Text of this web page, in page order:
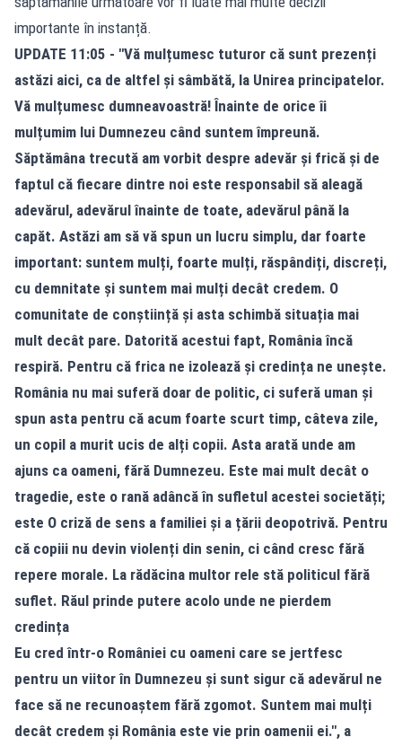
importante în instanță.
UPDATE 11:05 - "Vă mulțumesc tuturor că sunt prezenți
astăzi aici, ca de altfel și sâmbătă, la Unirea principatelor.
Vă mulțumesc dumneavoastră! Înainte de orice îi
mulțumim lui Dumnezeu când suntem împreună.
Săptămâna trecută am vorbit despre adevăr și frică și de
faptul că fiecare dintre noi este responsabil să aleagă
adevărul, adevărul înainte de toate, adevărul până la
capăt. Astăzi am să vă spun un lucru simplu, dar foarte
important: suntem mulți, foarte mulți, răspândiți, discreți,
cu demnitate și suntem mai mulți decât credem. O
comunitate de conștiință și asta schimbă situația mai
mult decât pare. Datorită acestui fapt, România încă
respiră. Pentru că frica ne izolează și credința ne unește.
România nu mai suferă doar de politic, ci suferă uman și
spun asta pentru că acum foarte scurt timp, câteva zile,
un copil a murit ucis de alți copii. Asta arată unde am
ajuns ca oameni, fără Dumnezeu. Este mai mult decât o
tragedie, este o rană adâncă în sufletul acestei societăți;
este O criză de sens a familiei și a țării deopotrivă. Pentru
că copiii nu devin violenți din senin, ci când cresc fără
repere morale. La rădăcina multor rele stă politicul fără
suflet. Răul prinde putere acolo unde ne pierdem
credința
Eu cred într-o României cu oameni care se jertfesc
pentru un viitor în Dumnezeu și sunt sigur că adevărul ne
face să ne recunoaștem fără zgomot. Suntem mai mulți
decât credem și România este vie prin oamenii ei.", a